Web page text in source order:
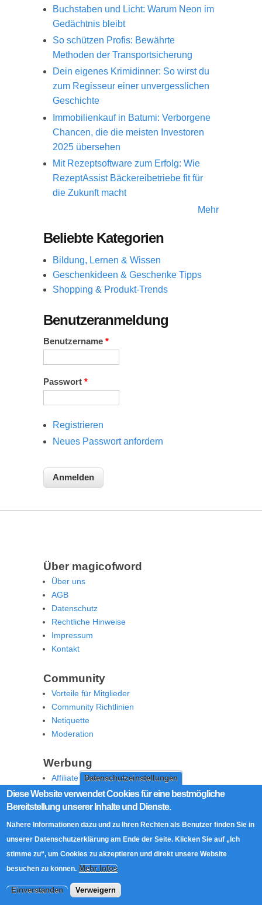
Datenschutzeinstellungen
Diese Website verwendet Cookies für eine bestmögliche
Bereitstellung unserer Inhalte und Dienste.
Nähere Informationen dazu und zu Ihren Rechten als Benutzer finden Sie in
unserer Datenschutzerklärung am Ende der Seite. Klicken Sie auf „Ich
stimme zu“, um Cookies zu akzeptieren und direkt unsere Website
besuchen zu können. Mehr Infos
Einverstanden Verweigern
Buchstaben und Licht: Warum Neon im
Gedächtnis bleibt
So schützen Profis: Bewährte
Methoden der Transportsicherung
Dein eigenes Krimidinner: So wirst du
zum Regisseur einer unvergesslichen
Geschichte
Immobilienkauf in Batumi: Verborgene
Chancen, die die meisten Investoren
2025 übersehen
Mit Rezeptsoftware zum Erfolg: Wie
RezeptAssist Bäckereibetriebe fit für
die Zukunft macht
Mehr
Beliebte Kategorien
Bildung, Lernen & Wissen
Geschenkideen & Geschenke Tipps
Shopping & Produkt-Trends
Benutzeranmeldung
Benutzername *
Passwort *
Registrieren
Neues Passwort anfordern
Über magicofword
Über uns
AGB
Datenschutz
Rechtliche Hinweise
Impressum
Kontakt
Community
Vorteile für Mitglieder
Community Richtlinien
Netiquette
Moderation
Werbung
Affiliate Offenlegung
Werben Sie auf MoW
Social Media
RSS Feed
Facebook